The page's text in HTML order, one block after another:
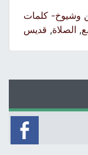
كلمات
الصلاة,قديس